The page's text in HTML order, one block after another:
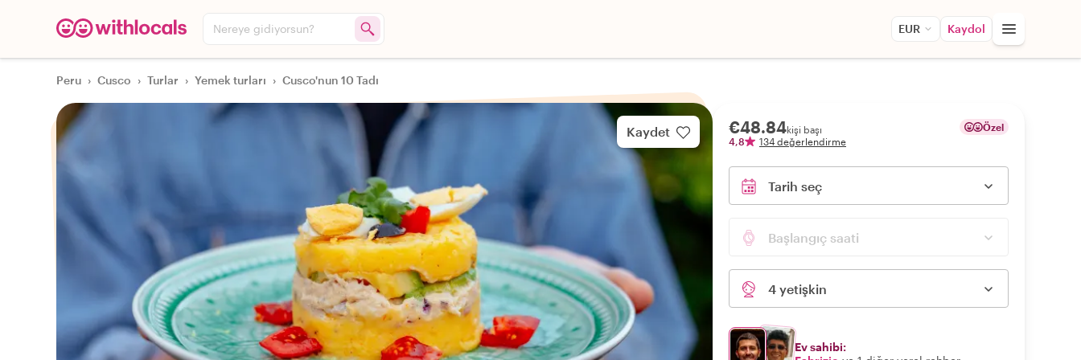
Nereye gidiyorsun? EUR Kaydol
Peru › Cusco › Turlar › Yemek turları › Cusco'nun 10 Tadı
Kaydet €48.84kişi başı
4,8
134 değerlendirme
Özel
Tarih seç
Başlangıç saati
4 yetişkin
Ev sahibi: